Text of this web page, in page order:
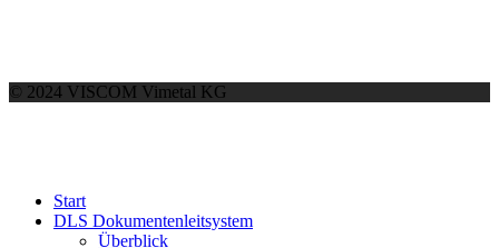
© 2024 VISCOM Vimetal KG
Start
DLS Dokumentenleitsystem
Überblick